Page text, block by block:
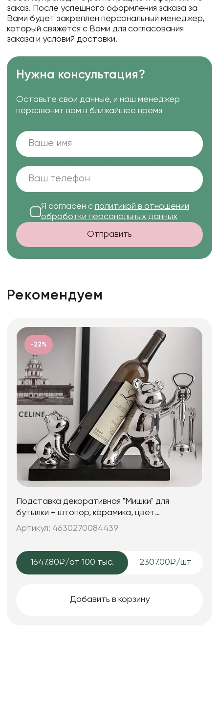
заказ. После успешного оформления заказа за
Вами будет закреплен персональный менеджер,
который свяжется с Вами для согласования
заказа и условий доставки.
Нужна консультация?
Оставьте свои данные, и наш менеджер
перезвонит вам в ближайшее время
Я согласен с политикой в отношении
обработки персональных данных
Отправить
Рекомендуем
-22%
Подставка декоративная "Мишки" для
бутылки + штопор, керамика, цвет
серебряный, 31*12*20 см.
Артикул: 4630270084439
1647.80₽/от 100 тыс. 2307.00₽/шт
Добавить в корзину